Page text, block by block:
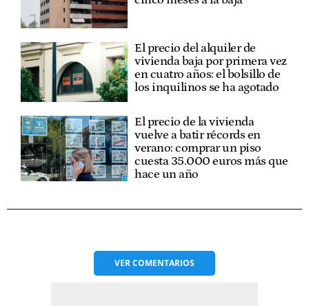
El precio del alquiler de
vivienda baja por primera vez
en cuatro años: el bolsillo de
los inquilinos se ha agotado
El precio de la vivienda
vuelve a batir récords en
verano: comprar un piso
cuesta 35.000 euros más que
hace un año
VERCOMENTARIOS